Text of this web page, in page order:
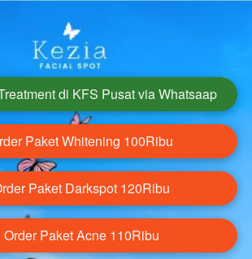
di KFS Pusat via Whatsaap
Paket Whitening 100Ribu
Paket Darkspot 120Ribu
Order Paket Acne 110Ribu